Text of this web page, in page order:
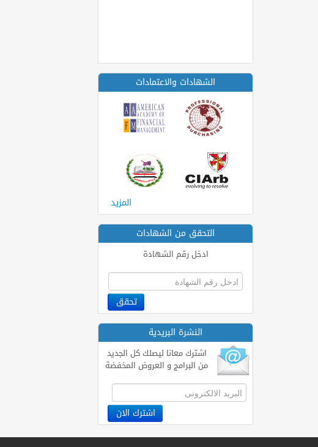
الشهادات والاعتمادات
المزيد
التحقق من الشهادات
ادخل رقم الشهادة
النشرة البريدية
اشترك معانا ليصلك كل الجديد
من البرامج و العروض المخفضة